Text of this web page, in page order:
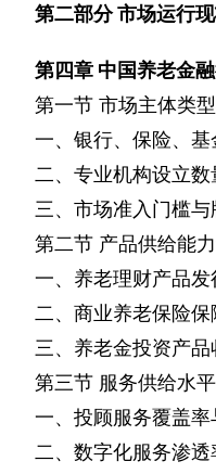
第二部分市场运行
第四章 中国养老金
第一节 市场主体类
一、银行、保险、
二、专业机构设立
三、市场准入门槛
第二节 产品供给能
一、养老理财产品
二、商业养老保险保
三、养老金投资产
第三节 服务供给水
一、投顾服务覆盖率
二、数字化服务渗透